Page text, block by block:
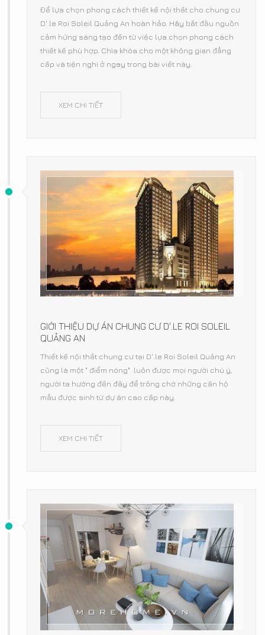
Để lựa chọn phong cách thiết kế nội thất cho chung cư
D'.le Roi Soleil Quảng An hoàn hảo. Hãy bắt đầu nguồn
cảm hứng sáng tạo đến từ việc lựa chọn phong cách
thiết kế phù hợp. Chìa khóa cho một không gian đẳng
cấp và tiện nghi ở ngay trong bài viết này.
XEM CHI TIẾT
GIỚI THIỆU DỰ ÁN CHUNG CƯ D'.LE ROI SOLEIL
QUẢNG AN
Thiết kế nội thất chung cư tại D'.le Roi Soleil Quảng An
cũng là một " điểm nóng" luôn được mọi người chú ý,
người ta hướng đến đây để trông chờ những căn hộ
mẫu được sinh từ dự án cao cấp này.
XEM CHI TIẾT